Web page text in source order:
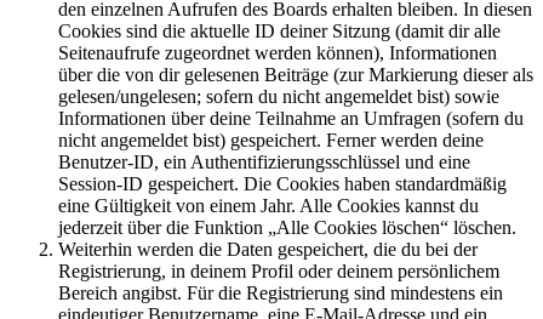
den einzelnen Aufrufen des Boards erhalten bleiben. In diesen
Cookies sind die aktuelle ID deiner Sitzung (damit dir alle
Seitenaufrufe zugeordnet werden können), Informationen
über die von dir gelesenen Beiträge (zur Markierung dieser als
gelesen/ungelesen; sofern du nicht angemeldet bist) sowie
Informationen über deine Teilnahme an Umfragen (sofern du
nicht angemeldet bist) gespeichert. Ferner werden deine
Benutzer-ID, ein Authentifizierungsschlüssel und eine
Session-ID gespeichert. Die Cookies haben standardmäßig
eine Gültigkeit von einem Jahr. Alle Cookies kannst du
jederzeit über die Funktion „Alle Cookies löschen“ löschen.
Weiterhin werden die Daten gespeichert, die du bei der
Registrierung, in deinem Profil oder deinem persönlichem
Bereich angibst. Für die Registrierung sind mindestens ein
eindeutiger Benutzername, eine E-Mail-Adresse und ein